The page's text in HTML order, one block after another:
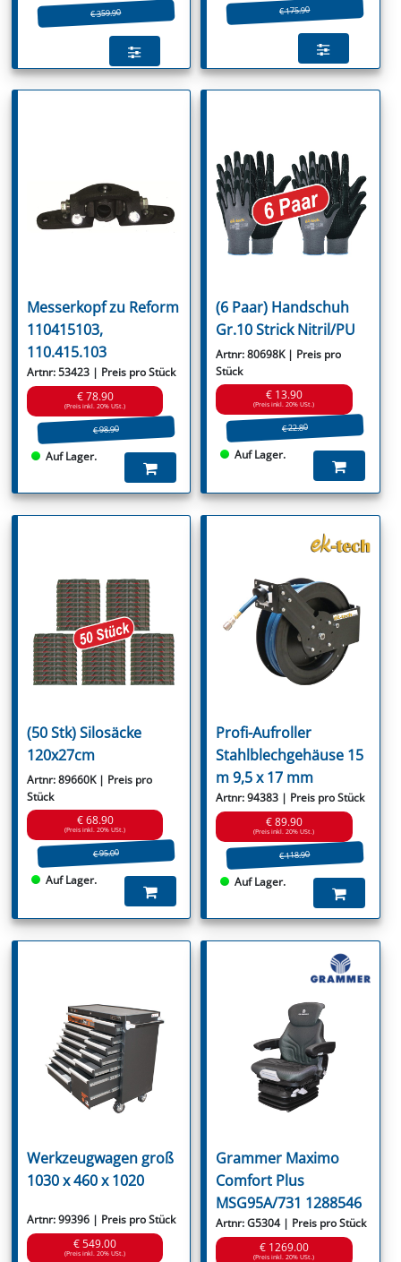
€ 359.90 € 175.90
Messerkopf zu Reform
110415103,
110.415.103
Artnr: 53423 | Preis pro Stück
€ 78.90
(Preis inkl. 20% USt.)
€ 98.90
Auf Lager.
(6 Paar) Handschuh
Gr.10 Strick Nitril/PU
Artnr: 80698K | Preis pro
Stück
€ 13.90
(Preis inkl. 20% USt.)
€ 22.80
Auf Lager.
(50 Stk) Silosäcke
120x27cm
Artnr: 89660K | Preis pro
Stück
€ 68.90
(Preis inkl. 20% USt.)
€ 95.00
Auf Lager.
Profi-Aufroller
Stahlblechgehäuse 15
m 9,5 x 17 mm
Artnr: 94383 | Preis pro Stück
€ 89.90
(Preis inkl. 20% USt.)
€ 118.90
Auf Lager.
Werkzeugwagen groß
1030 x 460 x 1020
Artnr: 99396 | Preis pro Stück
€ 549.00
(Preis inkl. 20% USt.)
Grammer Maximo
Comfort Plus
MSG95A/731 1288546
Artnr: G5304 | Preis pro Stück
€ 1269.00
(Preis inkl. 20% USt.)